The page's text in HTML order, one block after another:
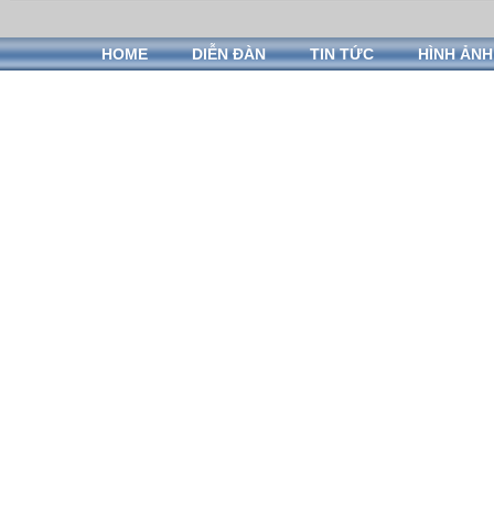
HOME DIỄN ĐÀN TIN TỨC HÌNH ẢNH